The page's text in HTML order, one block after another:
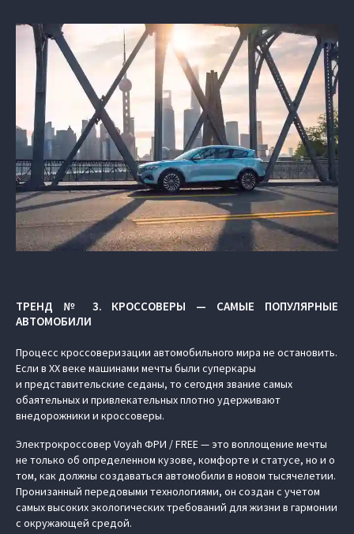
ТРЕНД № 3. КРОССОВЕРЫ — САМЫЕ ПОПУЛЯРНЫЕ
АВТОМОБИЛИ
Процесс кроссоверизации автомобильного мира не остановить.
Если в XX веке машинами мечты были суперкары
и представительские седаны, то сегодня звание самых
обаятельных и привлекательных плотно удерживают
внедорожники и кроссоверы.
Электрокроссовер Voyah ФРИ / FREE — это воплощение мечты
не только об определенном кузове, комфорте и статусе, но и о
том, как должны создаваться автомобили в новом тысячелетии.
Пронизанный передовыми технологиями, он создан с учетом
самых высоких экологических требований для жизни в гармонии
с окружающей средой.